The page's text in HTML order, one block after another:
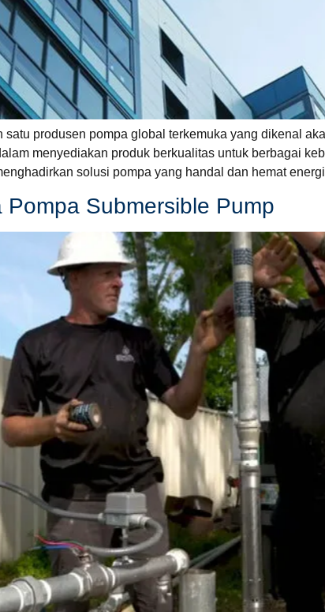
satu produsen pompa global terkemuka yang dikenal
menyediakan produk berkualitas untuk berbagai
solusi pompa yang handal dan hemat
Submersible Pump